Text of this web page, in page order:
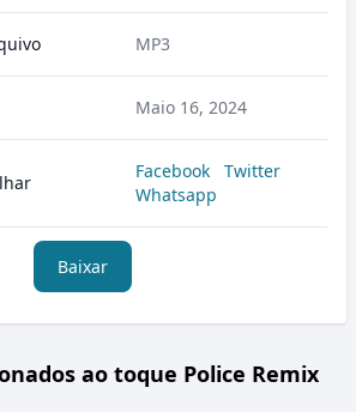
MP3
Maio 16, 2024
Facebook
Twitter
Whatsapp
Baixar
ao toque Police Remix